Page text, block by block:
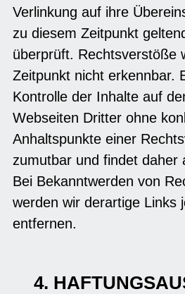
Verlinkung auf ihre
zu diesem Zeitpunkt
überprüft. Rechtsverstöße
Zeitpunkt nicht erkennbar.
Kontrolle der Inhalte auf
Webseiten Dritter ohne
Anhaltspunkte einer
zumutbar und findet daher
Bei Bekanntwerden von
werden wir derartige Links
entfernen.
4.